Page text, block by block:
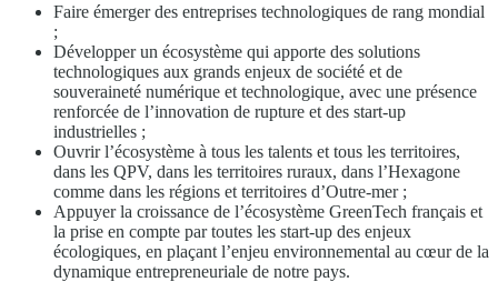
Faire émerger des entreprises technologiques de rang mondial
;
Développer un écosystème qui apporte des solutions
technologiques aux grands enjeux de société et de
souveraineté numérique et technologique, avec une présence
renforcée de l’innovation de rupture et des start-up
industrielles ;
Ouvrir l’écosystème à tous les talents et tous les territoires,
dans les QPV, dans les territoires ruraux, dans l’Hexagone
comme dans les régions et territoires d’Outre-mer ;
Appuyer la croissance de l’écosystème GreenTech français et
la prise en compte par toutes les start-up des enjeux
écologiques, en plaçant l’enjeu environnemental au cœur de la
dynamique entrepreneuriale de notre pays.